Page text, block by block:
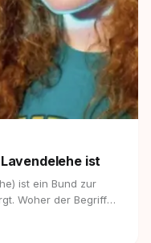
ist
ist ein Bund zur
Woher der Begriff